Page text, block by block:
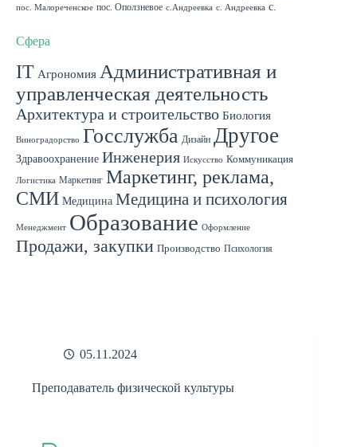
05.11.2024
Преподаватель физической культуры
пос. Малореченское пос. Оползневое с.Андреевка с. Андреевка с.
с.Школьное
Сфера
IT Агрономия Административная и
управленческая деятельность
Архитектура и строительство Биология
Виноградорство Госслужба Дизайн Другое
Здравоохранение Инженерия Искусство Коммуникация
Логистика Маркетинг Маркетинг, реклама,
СМИ Медицина Медицина и психология
Менеджмент Образование Оформление
Продажи, закупки Производство Психология